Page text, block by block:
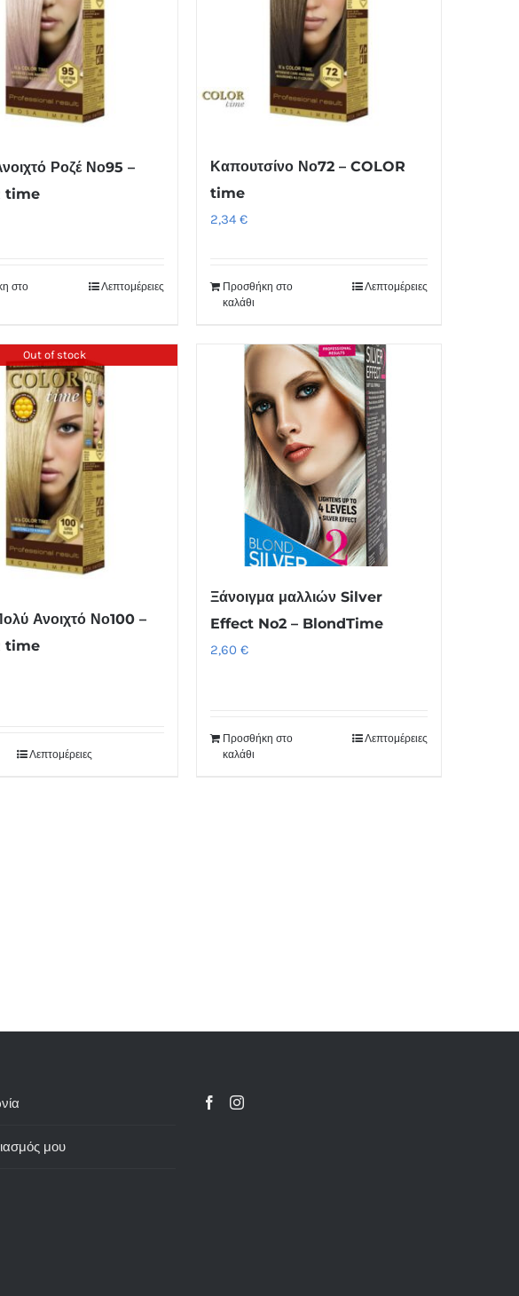
Ροζέ Νο95 –
time
στο
Λεπτομέρειες
Καπουτσίνο Νο72 – COLOR
time
2,34 €
Προσθήκη στο
καλάθι
Λεπτομέρειες
Out of stock
Ανοιχτό Νο100 –
time
Λεπτομέρειες
Ξάνοιγμα μαλλιών Silver
Effect No2 – BlondTime
2,60 €
Προσθήκη στο
καλάθι
Λεπτομέρειες
μου